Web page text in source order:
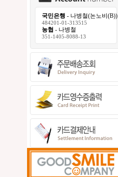
국민은행 - 나병철(논노비(B))
484201-01-313515
농협 - 나병철
351-1405-8088-13